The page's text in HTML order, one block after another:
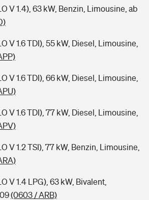
V 1.4), 63 kW, Benzin, Limousine, ab
V 1.6 TDI), 55 kW, Diesel, Limousine,
V 1.6 TDI), 66 kW, Diesel, Limousine,
V 1.6 TDI), 77 kW, Diesel, Limousine,
V 1.2 TSI), 77 kW, Benzin, Limousine,
V 1.4 LPG), 63 kW, Bivalent,
(0603 / ARB)